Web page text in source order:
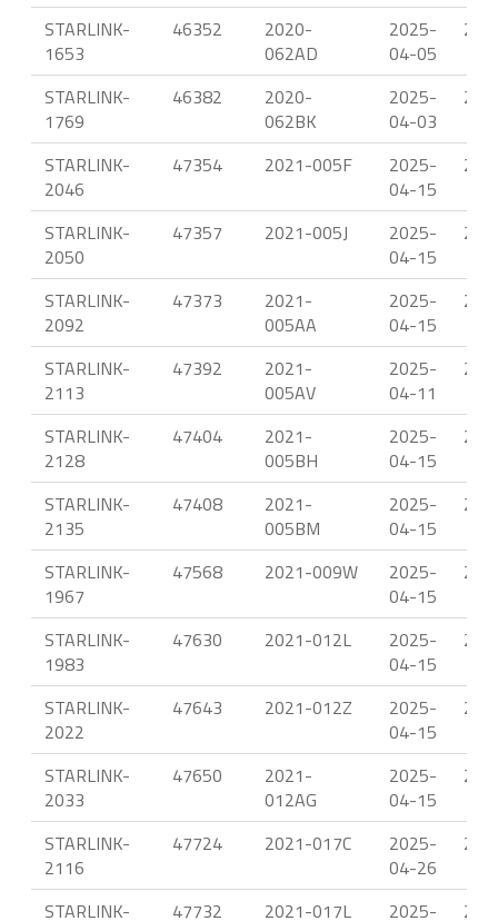
STARLINK-
1653
46352
2020-
062AD
2025-
04-05
STARLINK-
1769
46382
2020-
062BK
2025-
04-03
STARLINK-
2046
47354 2021-005F
2025-
04-15
STARLINK-
2050
47357 2021-005J
2025-
04-15
STARLINK-
2092
47373
2021-
005AA
2025-
04-15
STARLINK-
2113
47392
2021-
005AV
2025-
04-11
STARLINK-
2128
47404
2021-
005BH
2025-
04-15
STARLINK-
2135
47408
2021-
005BM
2025-
04-15
STARLINK-
1967
47568 2021-009W
2025-
04-15
STARLINK-
1983
47630 2021-012L
2025-
04-15
STARLINK-
2022
47643 2021-012Z
2025-
04-15
STARLINK-
2033
47650
2021-
012AG
2025-
04-15
STARLINK-
2116
47724 2021-017C
2025-
04-26
STARLINK- 47732 2021-017L 2025-